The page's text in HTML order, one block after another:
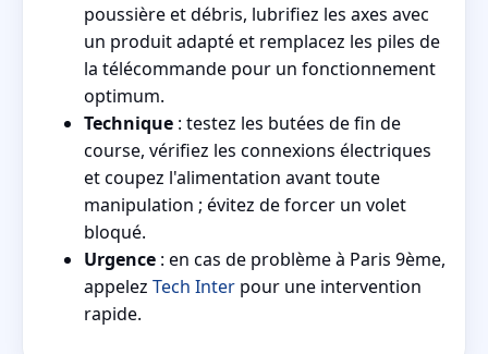
poussière et débris, lubrifiez les axes avec
un produit adapté et remplacez les piles de
la télécommande pour un fonctionnement
optimum.
Technique : testez les butées de fin de
course, vérifiez les connexions électriques
et coupez l'alimentation avant toute
manipulation ; évitez de forcer un volet
bloqué.
Urgence : en cas de problème à Paris 9ème,
appelez Tech Inter pour une intervention
rapide.